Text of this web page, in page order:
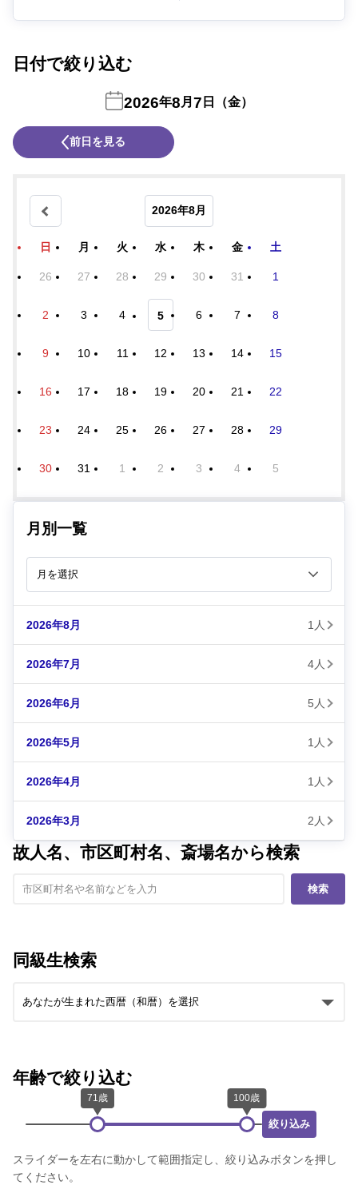
日付で絞り込む
前日を見る
2026年8 月 7 日（金）
2026年8月
日 月 火 水 木 金 土
26 27 28 29 30 31 1
2 3 4 5 6 7 8
9 10 11 12 13 14 15
16 17 18 19 20 21 22
23 24 25 26 27 28 29
30 31 1 2 3 4 5
月別一覧
2026年8月 1人
2026年7月 4人
2026年6月 5人
2026年5月 1人
2026年4月 1人
2026年3月 2人
故人名、市区町村名、斎場名から検索
検索
同級生検索
年齢で絞り込む
絞り込み
スライダーを左右に動かして範囲指定し、絞り込みボタンを押し
てください。